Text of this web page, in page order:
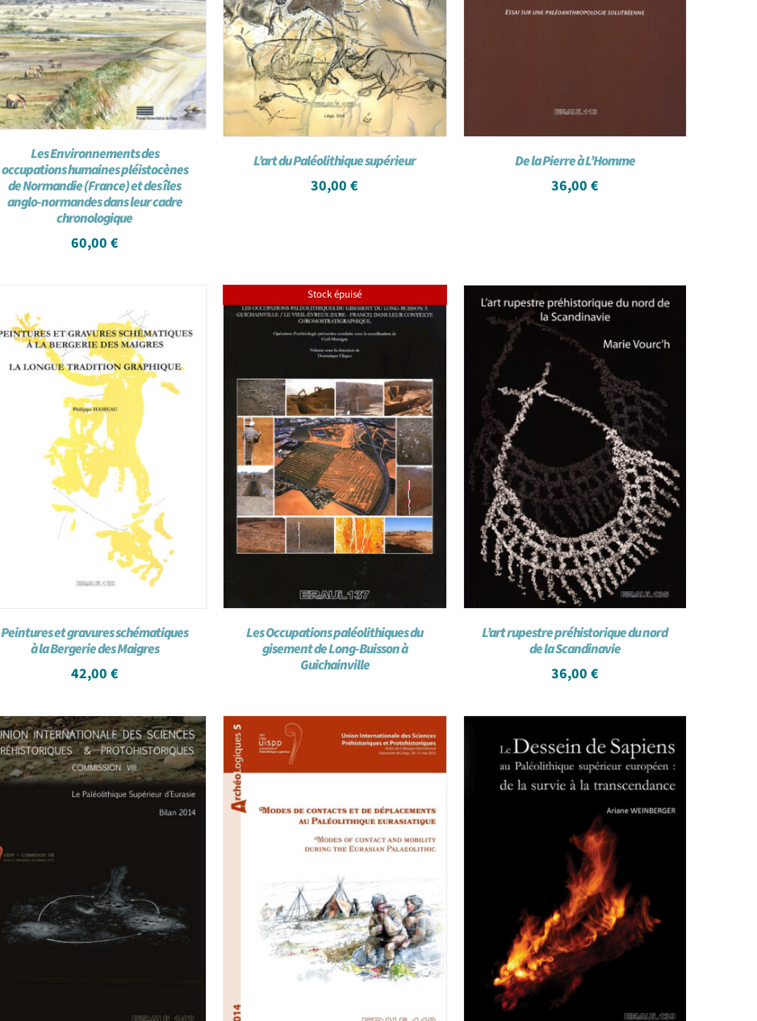
Les Environnements des
occupations humaines pléistocènes
de Normandie (France) et des îles
anglo-normandes dans leur cadre
chronologique
60,00 €
L’art du Paléolithique supérieur
30,00€
De la Pierre à L’Homme
36,00 €
Peintures et gravures schématiques
à la Bergerie des Maigres
42,00 €
Stock épuisé
Les Occupations paléolithiques du
gisement de Long-Buisson à
Guichainville
L’art rupestre préhistorique du nord
de la Scandinavie
36,00 €